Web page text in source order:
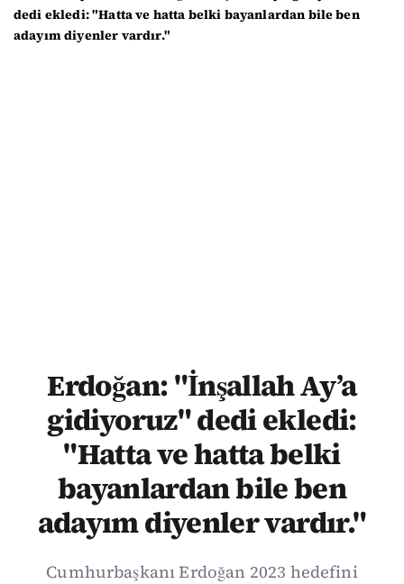
dedi ekledi: "Hatta ve hatta belki bayanlardan bile ben
adayım diyenler vardır."
Erdoğan: "İnşallah Ay’a
gidiyoruz" dedi ekledi:
"Hatta ve hatta belki
bayanlardan bile ben
adayım diyenler vardır."
Cumhurbaşkanı Erdoğan 2023 hedefini